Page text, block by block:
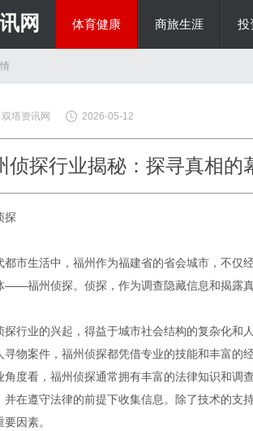
网 体育健康 商旅生涯 投
双塔资讯网 2026-05-12
侦探行业揭秘：探寻真相的
探
都市生活中，福州作为福建省的省会城市，不仅
——福州侦探。侦探，作为调查隐藏信息和揭露
探行业的兴起，得益于城市社会结构的复杂化和
寻物案件，福州侦探都凭借专业的技能和丰富的
角度看，福州侦探通常拥有丰富的法律知识和调
并在遵守法律的前提下收集信息。除了技术的支
因素。